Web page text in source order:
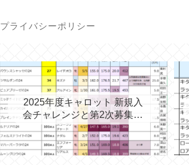
プライバシーポリシー
2025年度キャロット 新規入
会チャレンジと第2次募集を
考える